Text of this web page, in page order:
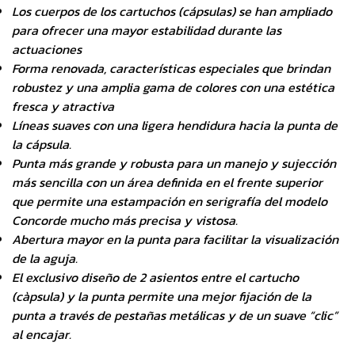
Los cuerpos de los cartuchos (cápsulas) se han ampliado
para ofrecer una mayor estabilidad durante las
actuaciones
Forma renovada, características especiales que brindan
robustez y una amplia gama de colores con una estética
fresca y atractiva
Líneas suaves con una ligera hendidura hacia la punta de
la cápsula.
Punta más grande y robusta para un manejo y sujección
más sencilla con un área definida en el frente superior
que permite una estampación en serigrafía del modelo
Concorde mucho más precisa y vistosa.
Abertura mayor en la punta para facilitar la visualización
de la aguja.
El exclusivo diseño de 2 asientos entre el cartucho
(càpsula) y la punta permite una mejor fijación de la
punta a través de pestañas metálicas y de un suave “clic”
al encajar.